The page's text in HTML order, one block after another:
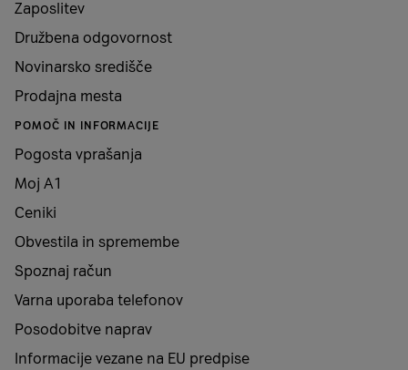
Zaposlitev
Družbena odgovornost
Novinarsko središče
Prodajna mesta
POMOČ IN INFORMACIJE
Pogosta vprašanja
Moj A1
Ceniki
Obvestila in spremembe
Spoznaj račun
Varna uporaba telefonov
Posodobitve naprav
Informacije vezane na EU predpise